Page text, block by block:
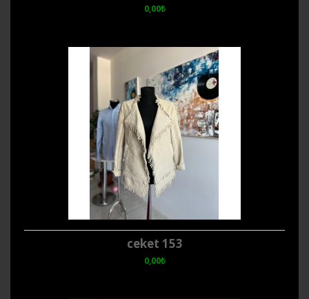
0,00₺
ceket 153
0,00₺